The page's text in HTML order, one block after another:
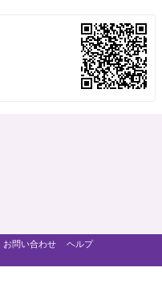
お問い合わせ
ヘルプ